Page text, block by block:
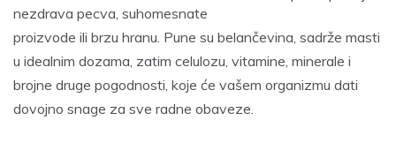
nezdrava pecva, suhomesnate
proizvode ili brzu hranu. Pune su belančevina, sadrže masti
u idealnim dozama, zatim celulozu, vitamine, minerale i
brojne druge pogodnosti, koje će vašem organizmu dati
dovojno snage za sve radne obaveze.